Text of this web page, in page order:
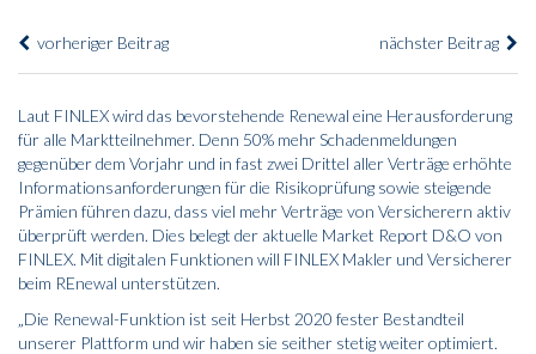
Impressum
vorheriger Beitrag nächster Beitrag
Laut FINLEX wird das bevorstehende Renewal eine Herausforderung
für alle Marktteilnehmer. Denn 50% mehr Schadenmeldungen
gegenüber dem Vorjahr und in fast zwei Drittel aller Verträge erhöhte
Informationsanforderungen für die Risikoprüfung sowie steigende
Prämien führen dazu, dass viel mehr Verträge von Versicherern aktiv
überprüft werden. Dies belegt der aktuelle Market Report D&O von
FINLEX. Mit digitalen Funktionen will FINLEX Makler und Versicherer
beim REnewal unterstützen.
„Die Renewal-Funktion ist seit Herbst 2020 fester Bestandteil
unserer Plattform und wir haben sie seither stetig weiter optimiert.